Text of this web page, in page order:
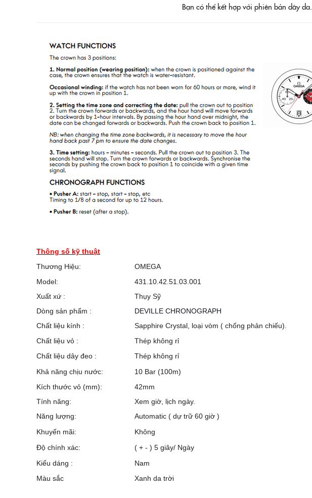
Bạn có thể kết hợp với phiên bản dây da.
Thông số kỹ thuật
Thương Hiệu:
OMEGA
Model:
431.10.42.51.03.001
Xuất xứ :
Thụy Sỹ
Dòng sản phẩm :
DEVILLE CHRONOGRAPH
Chất liệu kính :
Sapphire Crystal, loại vòm ( chống phản chiếu).
Chất liệu vỏ :
Thép không rỉ
Chất liệu dây đeo :
Thép không rỉ
Khả năng chịu nước:
10 Bar (100m)
Kích thước vỏ (mm):
42mm
Tính năng:
Xem giờ, lịch ngày.
Năng lượng:
Automatic ( dự trữ 60 giờ )
Khuyến mãi:
Không
Độ chính xác:
( + - ) 5 giây/ Ngày
Kiểu dáng :
Nam
Màu sắc
Xanh da trời